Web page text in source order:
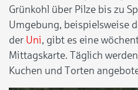
Grünkohl über Pilze bis zu
Umgebung, beispielsweise
der Uni, gibt es eine
Mittagskarte. Täglich
Kuchen und Torten